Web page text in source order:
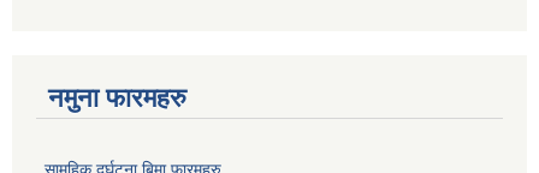
नमुना फारमहरु